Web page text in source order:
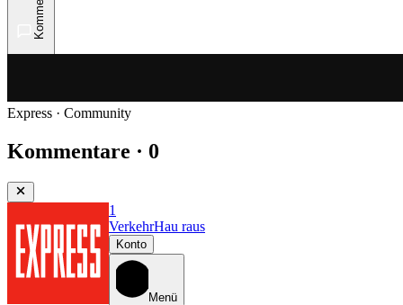
Express · Community
Kommentare · 0
1
VerkehrHau raus
Konto
Menü